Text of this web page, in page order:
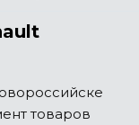
товаров